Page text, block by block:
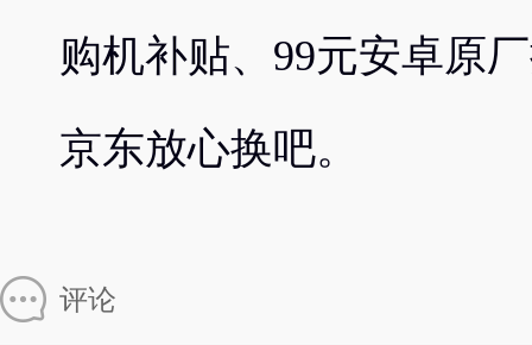
购机补贴、99元安卓原
京东放心换吧。
评论